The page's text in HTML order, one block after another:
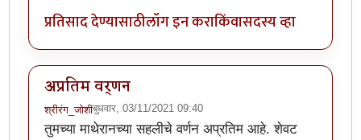
प्रतिसाद देण्यासाठीलॉग इन कराकिंवासदस्य व्हा
अप्रतिम वर्णन
श्रीरंग_जोशीबुधवार, 03/11/2021 09:40
तुमच्या माथेरानच्या सहलीचे वर्णन अप्रतिम आहे. शेवट